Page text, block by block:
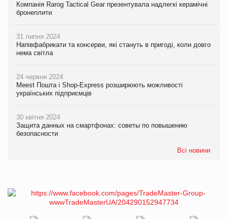
Компанія Rarog Tactical Gear презентувала надлегкі керамічні
бронеплити
31 липня 2024
Напівфабрикати та консерви, які стануть в пригоді, коли довго
нема світла
24 червня 2024
Meest Пошта і Shop-Express розширюють можливості
українських підприємців
30 квітня 2024
Защита данных на смартфонах: советы по повышению
безопасности
Всі новини